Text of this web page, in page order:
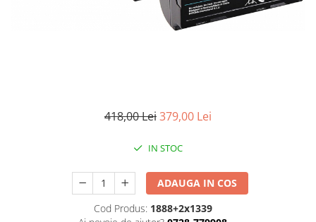
418,00 Lei379,00 Lei
IN STOC
ADAUGA IN COS
Cod Produs: 1888+2x1339